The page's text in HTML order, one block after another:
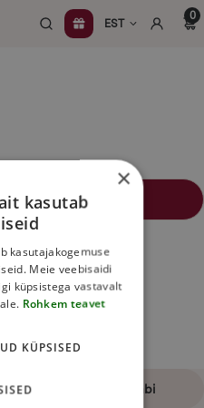
EST
0
ei leidu.
Kontakt ja abi
×
kasutab
kasutajakogemuse
Meie veebisaidi
küpsistega vastavalt
Rohkem teavet
KÜPSISED